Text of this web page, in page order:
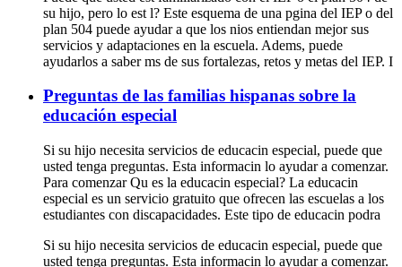
su hijo, pero lo est l? Este esquema de una pgina del IEP o del
plan 504 puede ayudar a que los nios entiendan mejor sus
servicios y adaptaciones en la escuela. Adems, puede
ayudarlos a saber ms de sus fortalezas, retos y metas del IEP. I
Preguntas de las familias hispanas sobre la
educación especial
Si su hijo necesita servicios de educacin especial, puede que
usted tenga preguntas. Esta informacin lo ayudar a comenzar.
Para comenzar Qu es la educacin especial? La educacin
especial es un servicio gratuito que ofrecen las escuelas a los
estudiantes con discapacidades. Este tipo de educacin podra
Si su hijo necesita servicios de educacin especial, puede que
usted tenga preguntas. Esta informacin lo ayudar a comenzar.